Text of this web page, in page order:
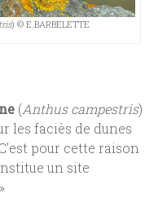
) © E.BARBELETTE
(Anthus campestris)
les faciès de dunes
pour cette raison
un site